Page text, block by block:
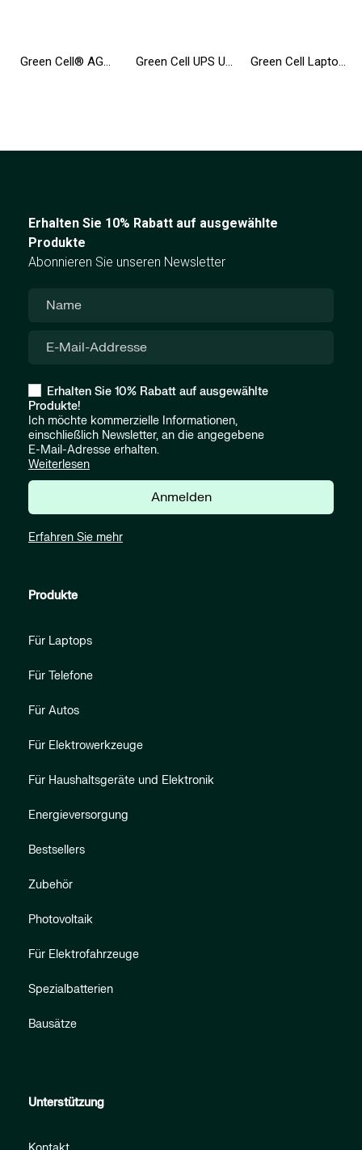
Green Cell® AGM Batterie 12V 12Ah Vlies Wartungsfrei Bleiakku für Elektro Spielzeug UPS Rollstuhl Fahrrad Echolot Scooter Green Cell UPS USV 2000VA 1200W Unterbrechungsfreie Stromversorgung mit LCD Display und Überspannungsschutz 230V Green Cell Laptop Akku WDX0R WDXOR für Dell Inspiron 13 5368 5378 5379 14 5482 15 5565 5567 5568 5570 5578 5579 7560 17 5770
Erhalten Sie 10% Rabatt auf ausgewählte
Produkte
Abonnieren Sie unseren Newsletter
Erhalten Sie 10% Rabatt auf ausgewählte
Produkte!
Ich möchte kommerzielle Informationen,
einschließlich Newsletter, an die angegebene
E-Mail-Adresse erhalten.
Weiterlesen
Anmelden
Erfahren Sie mehr
Produkte
Für Laptops
Für Telefone
Für Autos
Für Elektrowerkzeuge
Für Haushaltsgeräte und Elektronik
Energieversorgung
Bestsellers
Zubehör
Photovoltaik
Für Elektrofahrzeuge
Spezialbatterien
Bausätze
Unterstützung